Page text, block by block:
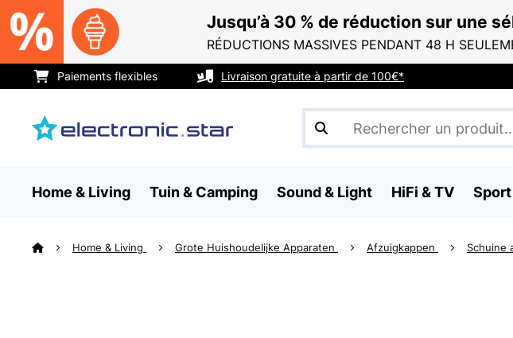
Jusqu’à 30 % de réduction sur une
RÉDUCTIONS MASSIVES PENDANT 48 H
Paiements flexibles Livraison gratuite à partir de 100€*
Home & Living Tuin & Camping Sound & Light HiFi & TV
Home & Living Grote Huishoudelijke Apparaten Afzuigkappen Schuine